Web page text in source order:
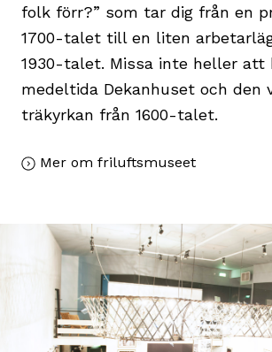
folk förr?” som tar dig från en
1700-talet till en liten
1930-talet. Missa inte heller att
medeltida Dekanhuset och den
träkyrkan från 1600-talet.
Mer om friluftsmuseet